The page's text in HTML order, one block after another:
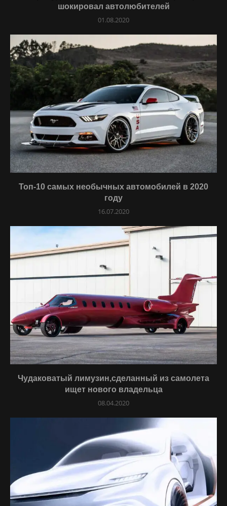
шокировал автолюбителей
01.08.2020
Топ-10 самых необычных автомобилей в 2020
году
16.07.2020
Чудаковатый лимузин,сделанный из самолета
ищет нового владельца
08.04.2020